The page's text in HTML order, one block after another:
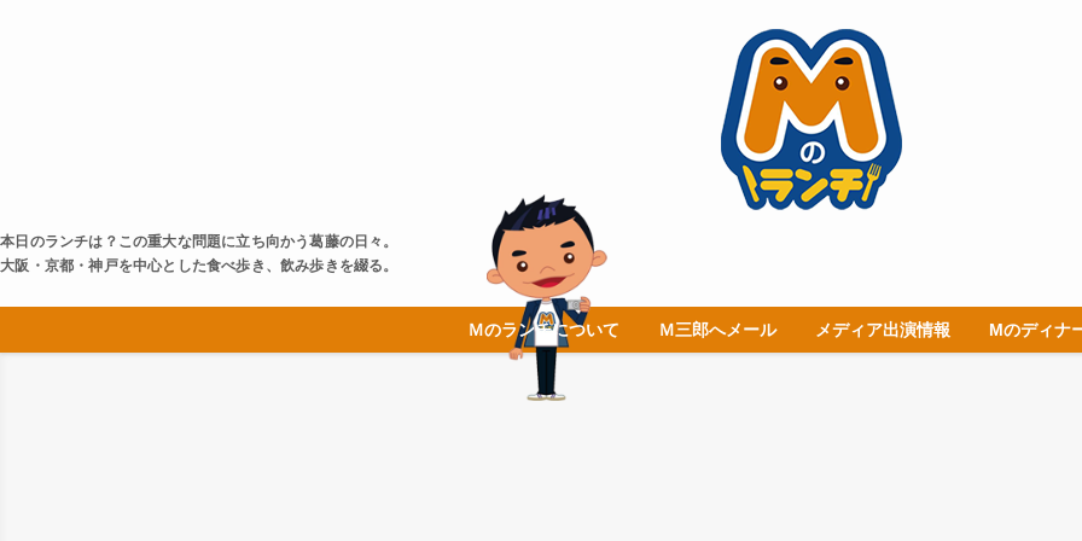
本日のランチは？この重大な問題に立ち向かう葛藤の日々。
大阪・京都・神戸を中心とした食べ歩き、飲み歩きを綴る。
Ｍのランチについて Ｍ三郎へメール メディア出演情報 Mのディナ